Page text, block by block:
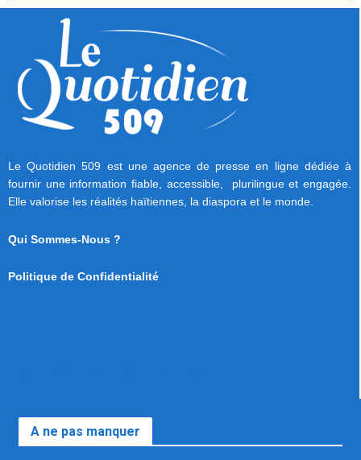
Le Quotidien 509 est une agence de presse en ligne dédiée à
fournir une information fiable, accessible, plurilingue et engagée.
Elle valorise les réalités haïtiennes, la diaspora et le monde.
Qui Sommes-Nous ?
Politique de Confidentialité
A ne pas manquer